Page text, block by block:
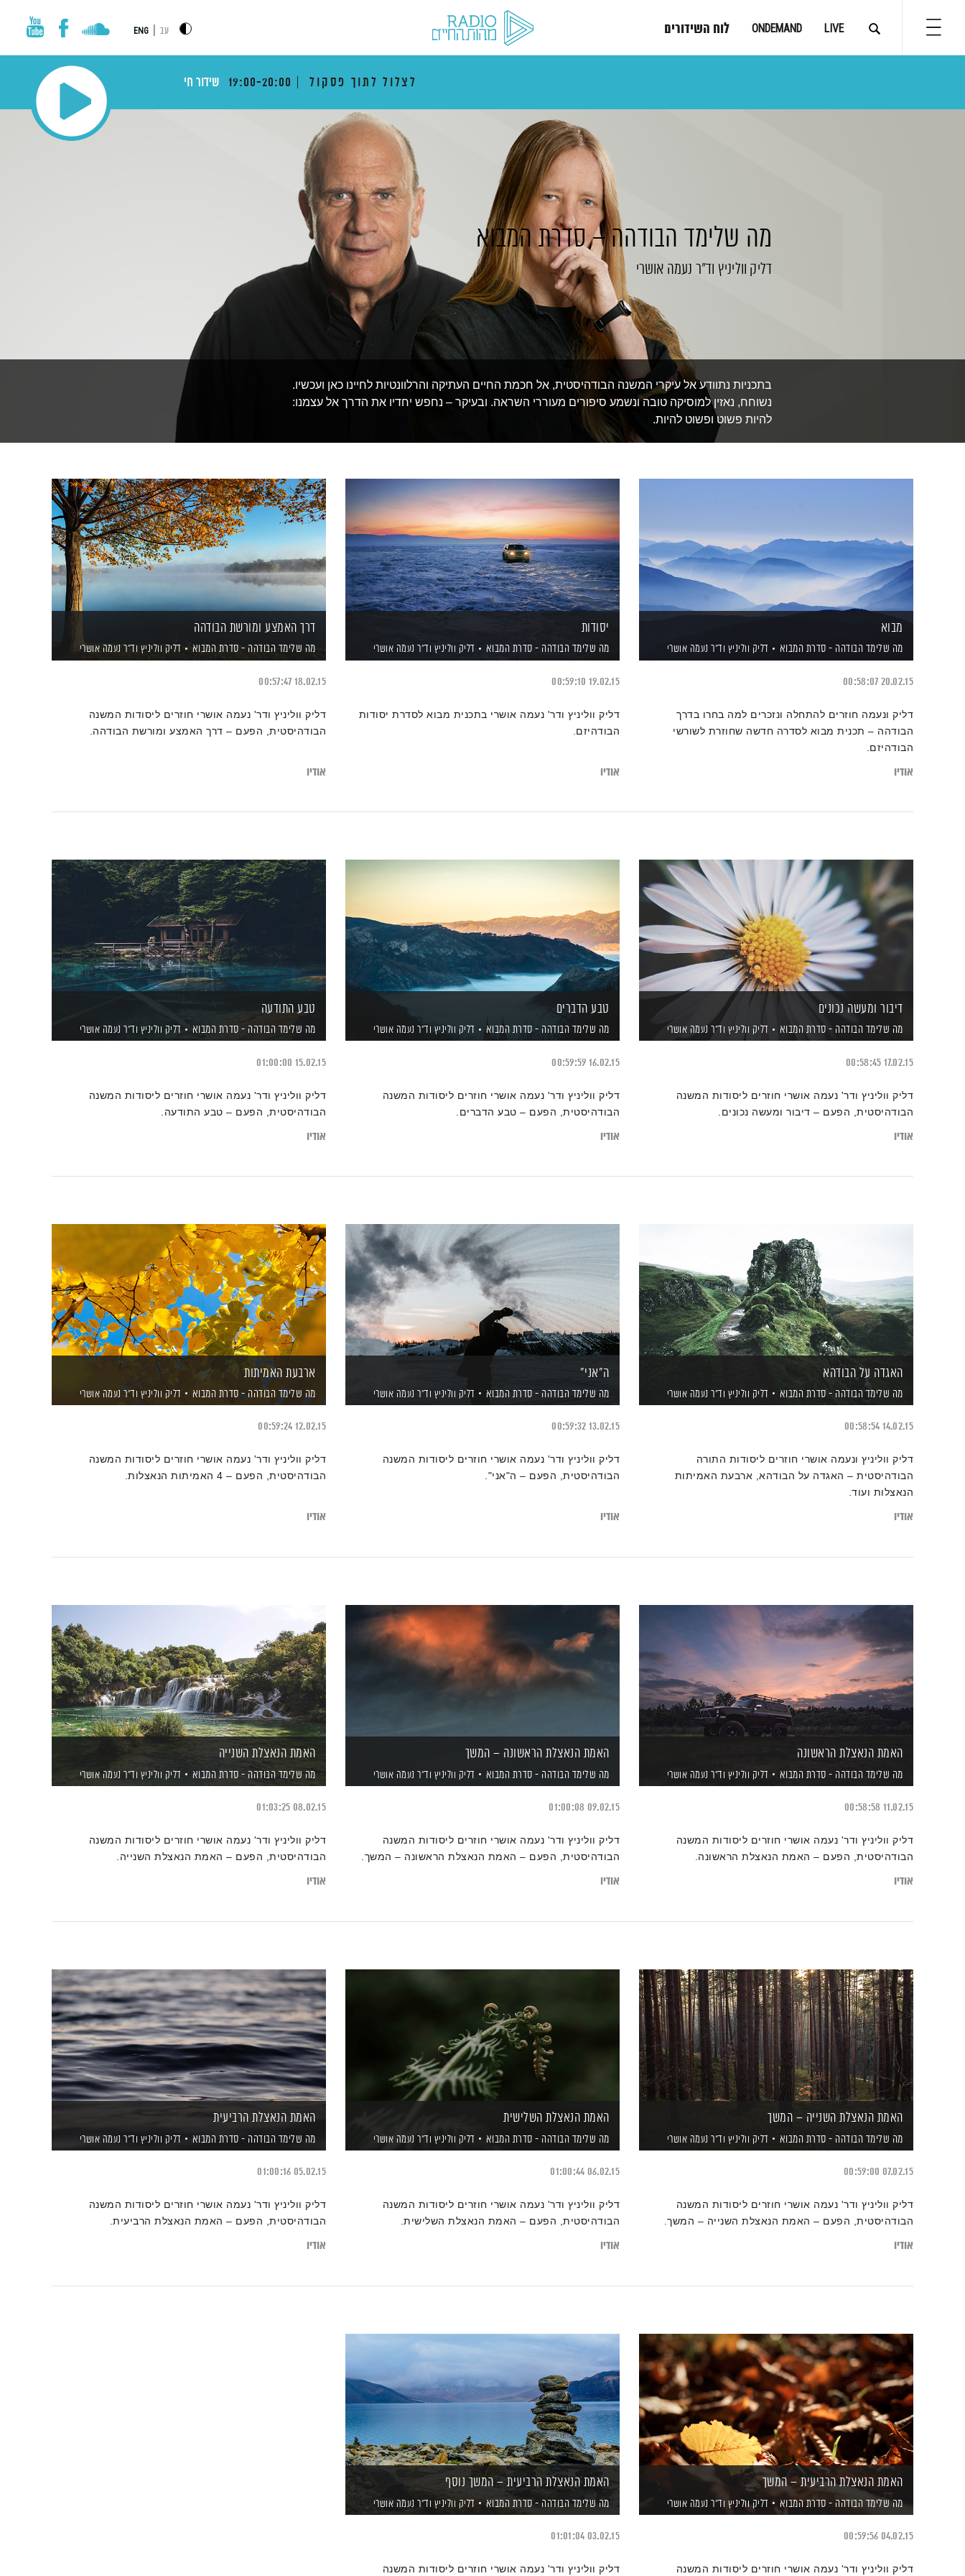
LIVE
ONDEMAND לוח השידורים עב ENG
לצלול לתוך פסקול 19:00-20:00 שידור חי
מה שלימד הבודהה – סדרת המבוא
דליק ווליניץ וד"ר נעמה אושרי
בתכניות נתוודע אל עיקרי המשנה הבודהיסטית, אל חכמת החיים העתיקה והרלוונטיות לחיינו כאן ועכשיו.
נשוחח, נאזין למוסיקה טובה ונשמע סיפורים מעוררי השראה. ובעיקר – נחפש יחדיו את הדרך אל עצמנו:
להיות פשוט ופשוט להיות.
מבוא
מה שלימד הבודהה - סדרת המבוא דליק ווליניץ וד"ר נעמה אושרי
20.02.15
00:58:07
דליק ונעמה חוזרים להתחלה ונזכרים למה בחרו בדרך
הבודהה – תכנית מבוא לסדרה חדשה שחוזרת לשורשי
הבודהיזם.
אודיו
יסודות
מה שלימד הבודהה - סדרת המבוא דליק ווליניץ וד"ר נעמה אושרי
19.02.15
00:59:10
דליק ווליניץ ודר' נעמה אושרי בתכנית מבוא לסדרת יסודות
הבודהיזם.
אודיו
דרך האמצע ומורשת הבודהה
מה שלימד הבודהה - סדרת המבוא דליק ווליניץ וד"ר נעמה אושרי
18.02.15
00:57:47
דליק ווליניץ ודר' נעמה אושרי חוזרים ליסודות המשנה
הבודהיסטית, הפעם – דרך האמצע ומורשת הבודהה.
אודיו
דיבור ומעשה נכונים
מה שלימד הבודהה - סדרת המבוא דליק ווליניץ וד"ר נעמה אושרי
17.02.15
00:58:45
דליק ווליניץ ודר' נעמה אושרי חוזרים ליסודות המשנה
הבודהיסטית, הפעם – דיבור ומעשה נכונים.
אודיו
טבע הדברים
מה שלימד הבודהה - סדרת המבוא דליק ווליניץ וד"ר נעמה אושרי
16.02.15
00:59:59
דליק ווליניץ ודר' נעמה אושרי חוזרים ליסודות המשנה
הבודהיסטית, הפעם – טבע הדברים.
אודיו
טבע התודעה
מה שלימד הבודהה - סדרת המבוא דליק ווליניץ וד"ר נעמה אושרי
15.02.15
01:00:00
דליק ווליניץ ודר' נעמה אושרי חוזרים ליסודות המשנה
הבודהיסטית, הפעם – טבע התודעה.
אודיו
האגדה על הבודהא
מה שלימד הבודהה - סדרת המבוא דליק ווליניץ וד"ר נעמה אושרי
14.02.15
00:58:54
דליק ווליניץ ונעמה אושרי חוזרים ליסודות התורה
הבודהיסטית – האגדה על הבודהא, ארבעת האמיתות
הנאצלות ועוד.
אודיו
ה"אני"
מה שלימד הבודהה - סדרת המבוא דליק ווליניץ וד"ר נעמה אושרי
13.02.15
00:59:32
דליק ווליניץ ודר' נעמה אושרי חוזרים ליסודות המשנה
הבודהיסטית, הפעם – ה"אני".
אודיו
ארבעת האמיתות
מה שלימד הבודהה - סדרת המבוא דליק ווליניץ וד"ר נעמה אושרי
12.02.15
00:59:24
דליק ווליניץ ודר' נעמה אושרי חוזרים ליסודות המשנה
הבודהיסטית, הפעם – 4 האמיתות הנאצלות.
אודיו
האמת הנאצלת הראשונה
מה שלימד הבודהה - סדרת המבוא דליק ווליניץ וד"ר נעמה אושרי
11.02.15
00:58:58
דליק ווליניץ ודר' נעמה אושרי חוזרים ליסודות המשנה
הבודהיסטית, הפעם – האמת הנאצלת הראשונה.
אודיו
האמת הנאצלת הראשונה – המשך
מה שלימד הבודהה - סדרת המבוא דליק ווליניץ וד"ר נעמה אושרי
09.02.15
01:00:08
דליק ווליניץ ודר' נעמה אושרי חוזרים ליסודות המשנה
הבודהיסטית, הפעם – האמת הנאצלת הראשונה – המשך.
אודיו
האמת הנאצלת השנייה
מה שלימד הבודהה - סדרת המבוא דליק ווליניץ וד"ר נעמה אושרי
08.02.15
01:03:25
דליק ווליניץ ודר' נעמה אושרי חוזרים ליסודות המשנה
הבודהיסטית, הפעם – האמת הנאצלת השנייה.
אודיו
האמת הנאצלת השנייה – המשך
מה שלימד הבודהה - סדרת המבוא דליק ווליניץ וד"ר נעמה אושרי
07.02.15
00:59:00
דליק ווליניץ ודר' נעמה אושרי חוזרים ליסודות המשנה
הבודהיסטית, הפעם – האמת הנאצלת השנייה – המשך.
אודיו
האמת הנאצלת השלישית
מה שלימד הבודהה - סדרת המבוא דליק ווליניץ וד"ר נעמה אושרי
06.02.15
01:00:44
דליק ווליניץ ודר' נעמה אושרי חוזרים ליסודות המשנה
הבודהיסטית, הפעם – האמת הנאצלת השלישית.
אודיו
האמת הנאצלת הרביעית
מה שלימד הבודהה - סדרת המבוא דליק ווליניץ וד"ר נעמה אושרי
05.02.15
01:00:16
דליק ווליניץ ודר' נעמה אושרי חוזרים ליסודות המשנה
הבודהיסטית, הפעם – האמת הנאצלת הרביעית.
אודיו
האמת הנאצלת הרביעית – המשך
מה שלימד הבודהה - סדרת המבוא דליק ווליניץ וד"ר נעמה אושרי
04.02.15
00:59:56
דליק ווליניץ ודר' נעמה אושרי חוזרים ליסודות המשנה
האמת הנאצלת הרביעית – המשך נוסף
מה שלימד הבודהה - סדרת המבוא דליק ווליניץ וד"ר נעמה אושרי
03.02.15
01:01:04
דליק ווליניץ ודר' נעמה אושרי חוזרים ליסודות המשנה